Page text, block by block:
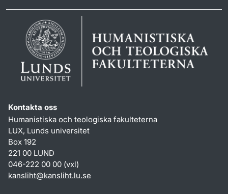
Kontakta oss
Humanistiska och teologiska fakulteterna
LUX, Lunds universitet
Box 192
221 00 LUND
046-222 00 00 (vxl)
kansliht@kansliht.lu.se